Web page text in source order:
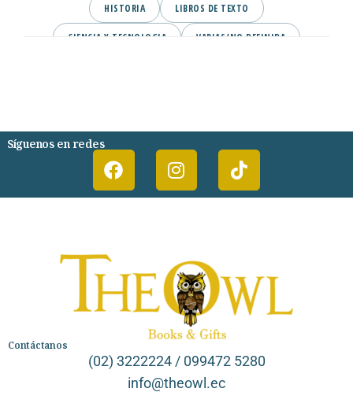
HISTORIA LIBROS DE TEXTO
CIENCIA Y TECNOLOGIA VARIAS/NO DEFINIDA
Síguenos en redes
Contáctanos
(02) 3222224 / 099472 5280
info@theowl.ec